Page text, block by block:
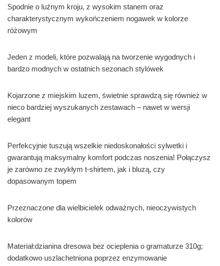
Spodnie o luźnym kroju, z wysokim stanem oraz
charakterystycznym wykończeniem nogawek w kolorze
różowym
Jeden z modeli, które pozwalają na tworzenie wygodnych i
bardzo modnych w ostatnich sezonach stylówek
Kojarzone z miejskim luzem, świetnie sprawdzą się również w
nieco bardziej wyszukanych zestawach – nawet w wersji
elegant
Perfekcyjnie tuszują wszelkie niedoskonałości sylwetki i
gwarantują maksymalny komfort podczas noszenia! Połączysz
je zarówno ze zwykłym t-shirtem, jak i bluzą, czy
dopasowanym topem
Przeznaczone dla wielbicielek odważnych, nieoczywistych
kolorów
Materiał:dzianina dresowa bez ocieplenia o gramaturze 310g;
dodatkowo uszlachetniona poprzez enzymowanie